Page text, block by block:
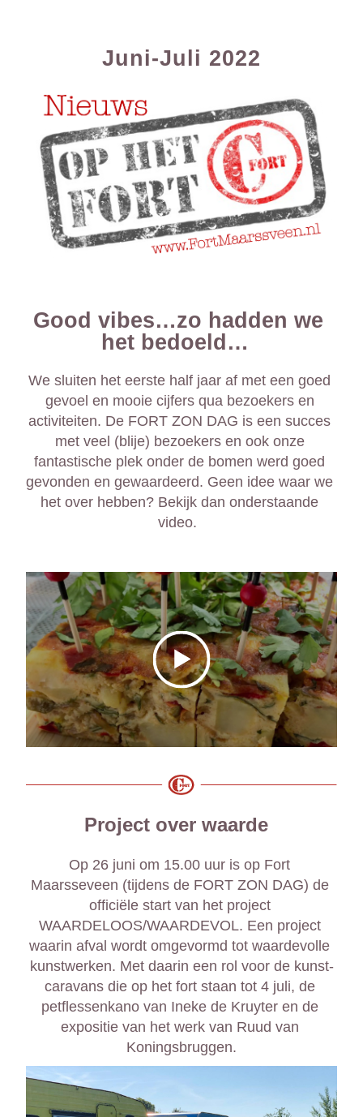
Juni-Juli 2022
Good vibes…zo hadden we
het bedoeld…
We sluiten het eerste half jaar af met een goed
gevoel en mooie cijfers qua bezoekers en
activiteiten. De FORT ZON DAG is een succes
met veel (blije) bezoekers en ook onze
fantastische plek onder de bomen werd goed
gevonden en gewaardeerd. Geen idee waar we
het over hebben? Bekijk dan onderstaande
video.
Project over waarde
Op 26 juni om 15.00 uur is op Fort
Maarsseveen (tijdens de FORT ZON DAG) de
officiële start van het project
WAARDELOOS/WAARDEVOL. Een project
waarin afval wordt omgevormd tot waardevolle
kunstwerken. Met daarin een rol voor de kunst-
caravans die op het fort staan tot 4 juli, de
petflessenkano van Ineke de Kruyter en de
expositie van het werk van Ruud van
Koningsbruggen.